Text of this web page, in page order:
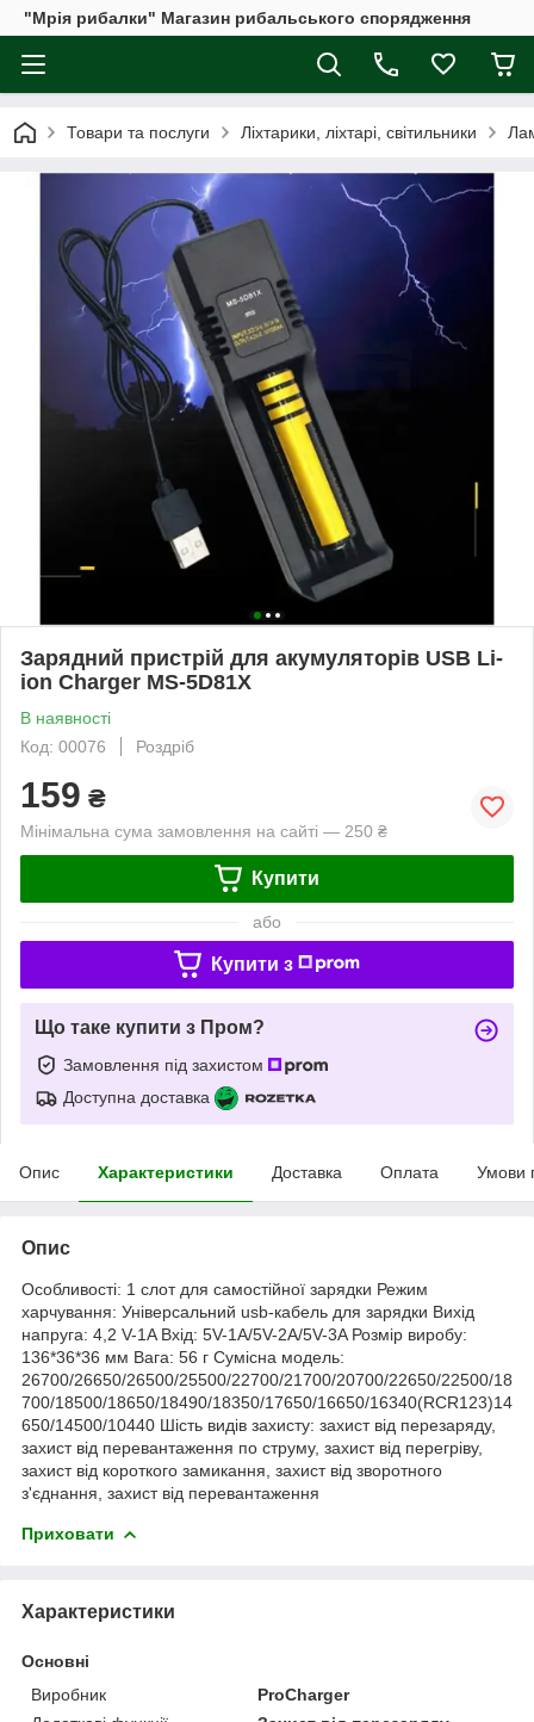
"Мрія рибалки" Магазин рибальського спорядження
Товари та послуги Ліхтарики, ліхтарі, світильники
Зарядний пристрій для акумуляторів USB Li-
ion Charger MS-5D81X
В наявності
Код: 00076
Роздріб
159 ₴
Мінімальна сума замовлення на сайті — 250 ₴
Купити
або
Купити з
Що таке купити з Пром?
Замовлення під захистом
Доступна доставка
Опис Характеристики Доставка Оплата Умови
Опис
Особливості: 1 слот для самостійної зарядки Режим
харчування: Універсальний usb-кабель для зарядки Вихід
напруга: 4,2 V-1A Вхід: 5V-1A/5V-2A/5V-3A Розмір виробу:
136*36*36 мм Вага: 56 г Сумісна модель:
26700/26650/26500/25500/22700/21700/20700/22650/22500/18
700/18500/18650/18490/18350/17650/16650/16340(RCR123)14
650/14500/10440 Шість видів захисту: захист від перезаряду,
захист від перевантаження по струму, захист від перегріву,
захист від короткого замикання, захист від зворотного
з'єднання, захист від перевантаження
Приховати
Характеристики
Основні
Виробник
ProCharger